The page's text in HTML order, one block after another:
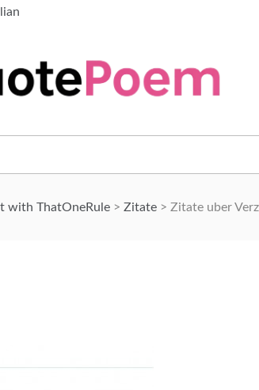
with ThatOneRule> Zitate> Zitate uber